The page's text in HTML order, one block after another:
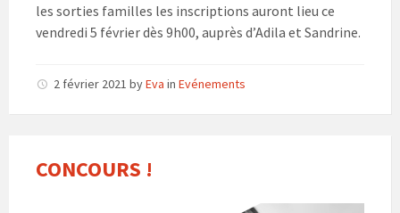
les sorties familles les inscriptions auront lieu ce
vendredi 5 février dès 9h00, auprès d’Adila et Sandrine.
2 février 2021 byEva in Evénements
CONCOURS !